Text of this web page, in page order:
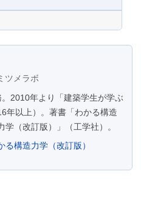
ツメラボ
2010年より「建築学生が学ぶ
年以上）。著書「わかる構造
学（改訂版）」（工学社）。
る構造力学（改訂版）